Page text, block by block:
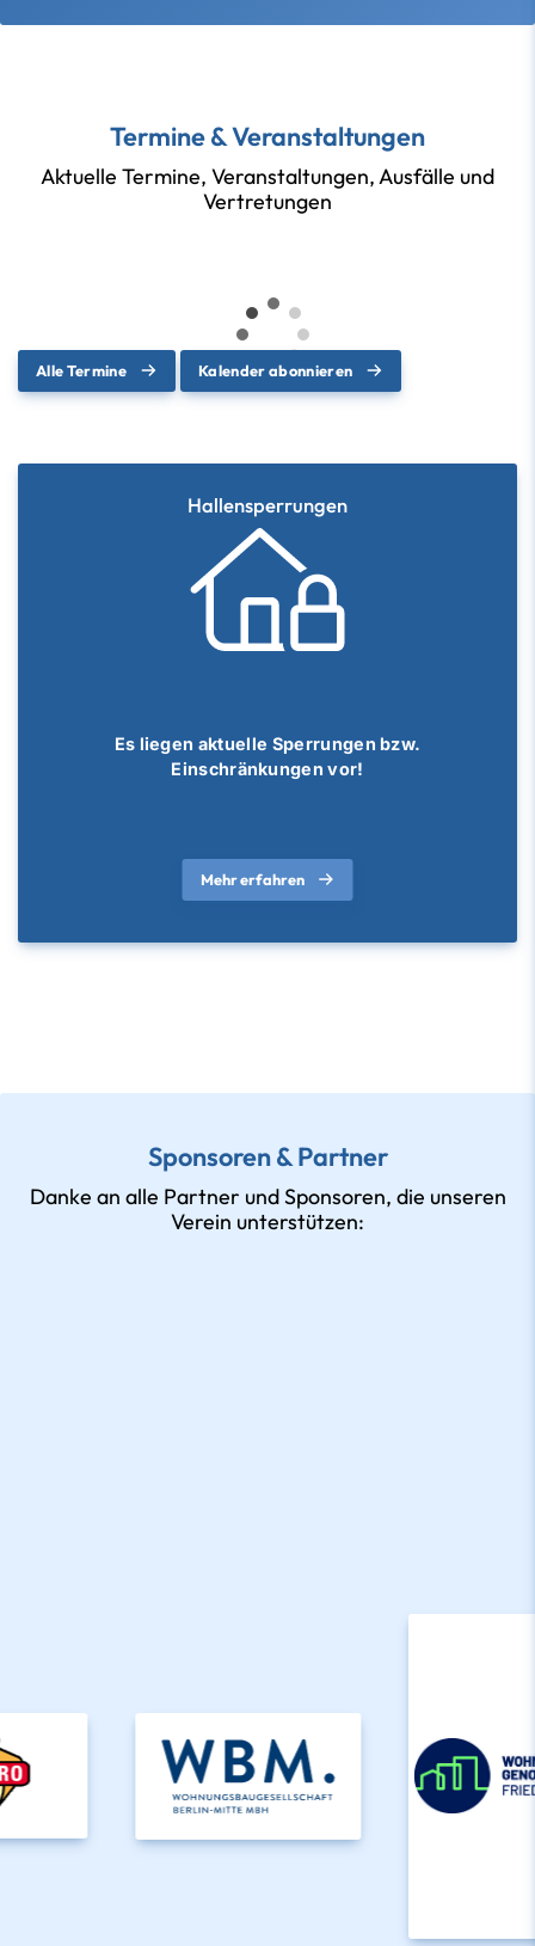
Termine & Veranstaltungen
Aktuelle Termine, Veranstaltungen, Ausfälle und
Vertretungen
Alle Termine Kalender abonnieren
Hallensperrungen
Es liegen aktuelle Sperrungen bzw.
Einschränkungen vor!
Mehr erfahren
Sponsoren & Partner
Danke an alle Partner und Sponsoren, die unseren
Verein unterstützen: